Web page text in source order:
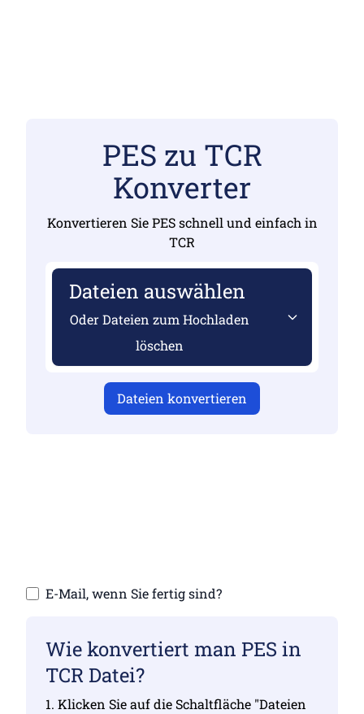
PES zu TCR
Konverter
Konvertieren Sie PES schnell und einfach in
TCR
Dateien auswählen
Oder Dateien zum Hochladen
löschen
Dateien konvertieren
E-Mail, wenn Sie fertig sind?
Wie konvertiert man PES in
TCR Datei?
1. Klicken Sie auf die Schaltfläche "Dateien